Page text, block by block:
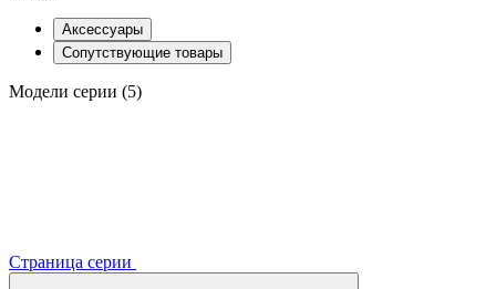
Аксессуары
Сопутствующие товары
Модели серии (5)
Страница серии